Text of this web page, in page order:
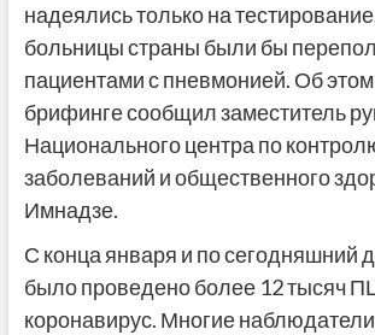
надеялись только на
больницы страны были бы
пациентами с пневмонией. Об
брифинге сообщил заместитель
Национального центра по
заболеваний и общественного
Имнадзе.
С конца января и по сегодняшний
было проведено более 12 тысяч
коронавирус. Многие